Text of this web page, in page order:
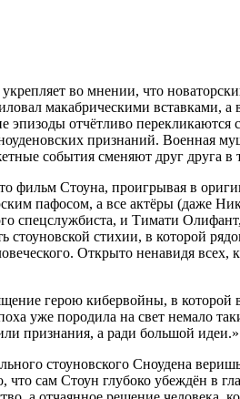
во мнении, что
макабрическими вставками,
эпизоды отчётливо
признаний. Военная
события сменяют друг друга в
фильм Стоуна, проигрывая в
пафосом, а все актёры (даже
спецслужбиста, и Тимати
стоуновской стихии, в которой
Открыто ненавидя
герою кибервойны, в
уже породила на свет немало
признания, а ради большой идеи.»
стоуновского Сноудена
что сам Стоун глубоко убеждён в